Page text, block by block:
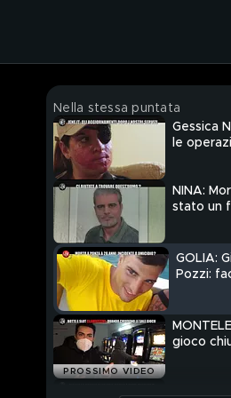
Nella stessa puntata
Gessica
le
NINA:
stato un
GOLIA:
Pozzi:
vivo
PROSSIMO VIDEO
gioco